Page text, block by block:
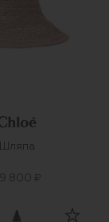
Шляпа
800 ₽